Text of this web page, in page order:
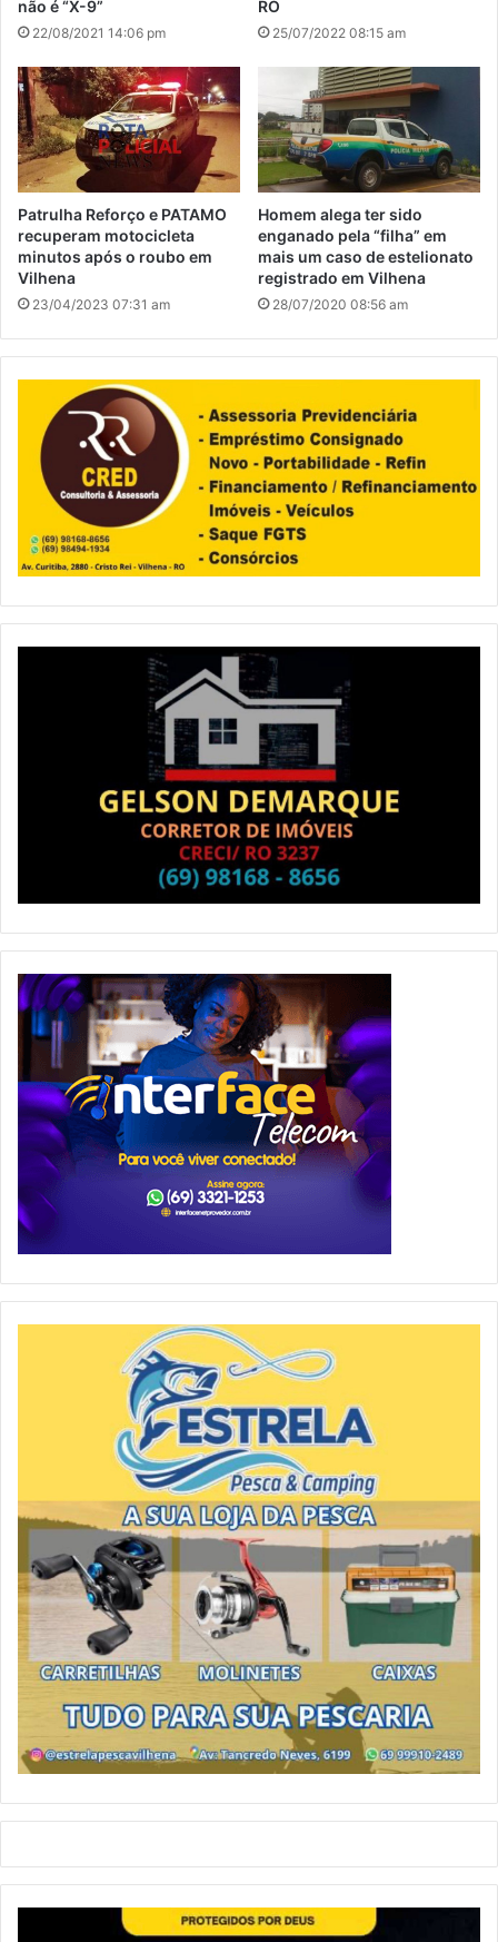
não é “X-9”
22/08/2021 14:06 pm
RO
25/07/2022 08:15 am
Patrulha Reforço e PATAMO
recuperam motocicleta
minutos após o roubo em
Vilhena
23/04/2023 07:31 am
Homem alega ter sido
enganado pela “filha” em
mais um caso de estelionato
registrado em Vilhena
28/07/2020 08:56 am